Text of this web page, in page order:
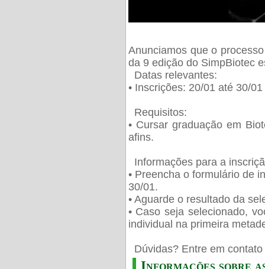
Anunciamos que o
da 9 edição do SimpBiotec
Datas relevantes:
• Inscrições: 20/01 até 30/01
Requisitos:
• Cursar graduação em
afins.
Informações para a
• Preencha o formulário de
30/01.
• Aguarde o resultado da
• Caso seja selecionado,
individual na primeira
Dúvidas? Entre em
Informações sobre